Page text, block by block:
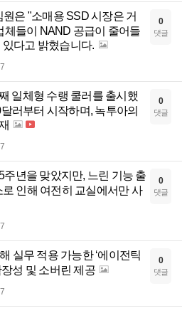
은 "소매용 SSD 시장은 거
체들이 NAND 공급이 줄어들
다고 밝혔습니다.
0
댓글
일체형 수랭 쿨러를 출시했
러부터 시작하며, 녹투아의
0
댓글
주년을 맞았지만, 느린 기능 출
인해 여전히 교실에서만 사
0
댓글
실무 적용 가능한 ‘에이전틱
장성 및 소버린 제공
0
댓글